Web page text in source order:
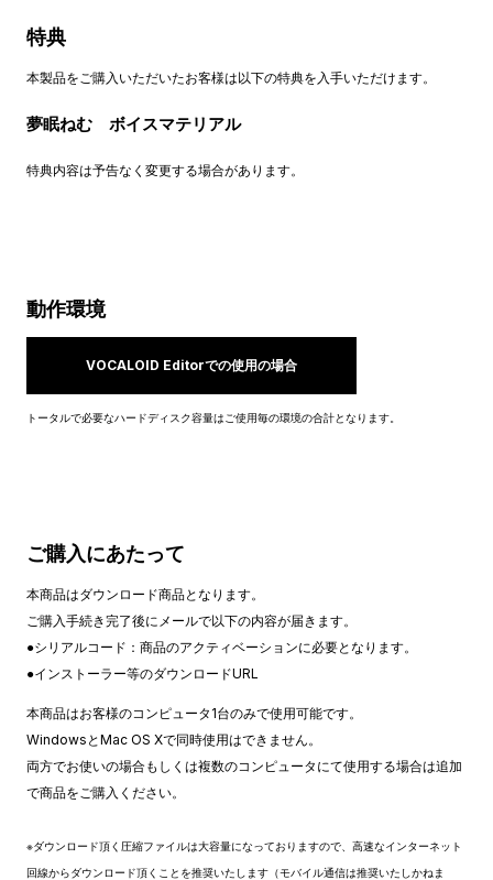
特典
本製品をご購入いただいたお客様は以下の特典を入手いただけます。
夢眠ねむ ボイスマテリアル
特典内容は予告なく変更する場合があります。
動作環境
VOCALOID Editorでの使用の場合
トータルで必要なハードディスク容量はご使用毎の環境の合計となります。
ご購入にあたって
本商品はダウンロード商品となります。
ご購入手続き完了後にメールで以下の内容が届きます。
●シリアルコード：商品のアクティベーションに必要となります。
●インストーラー等のダウンロードURL
本商品はお客様のコンピュータ1台のみで使用可能です。
WindowsとMac OS Xで同時使用はできません。
両方でお使いの場合もしくは複数のコンピュータにて使用する場合は追加
で商品をご購入ください。
※ダウンロード頂く圧縮ファイルは大容量になっておりますので、高速なインターネット
回線からダウンロード頂くことを推奨いたします（モバイル通信は推奨いたしかねま